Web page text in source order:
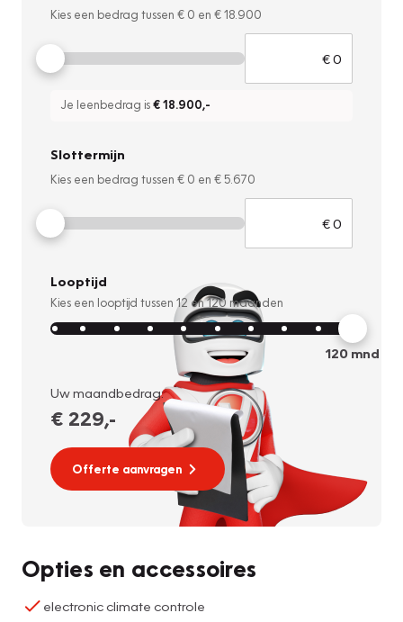
Kies een bedrag tussen € 0 en € 18.900
Je leenbedrag is€ 18.900,-
Slottermijn
Kies een bedrag tussen € 0 en € 5.670
Looptijd
Kies een looptijd tussen 12 en120 maanden
120mnd
Uw maandbedrag:
€ 229,-
Offerte aanvragen
Opties en accessoires
electronic climate controle